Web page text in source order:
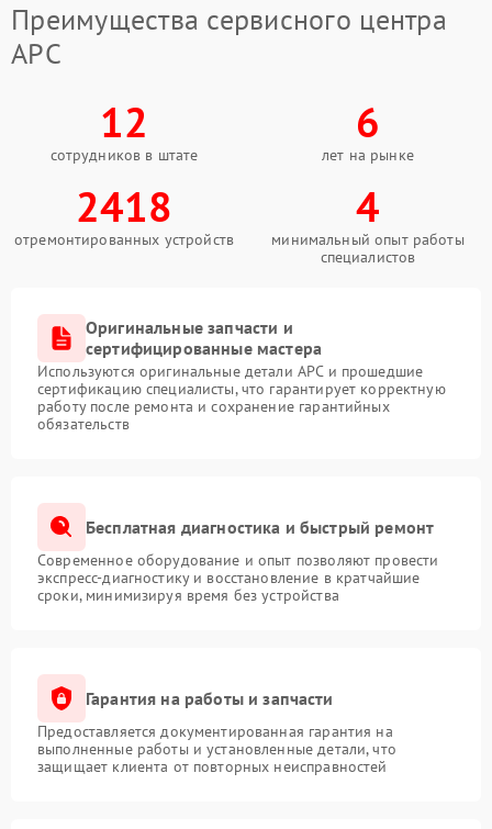
Преимущества сервисного центра
APC
12
сотрудников в штате
6
лет на рынке
2418
отремонтированных устройств
4
минимальный опыт работы
специалистов
Оригинальные запчасти и
сертифицированные мастера
Используются оригинальные детали APC и прошедшие
сертификацию специалисты, что гарантирует корректную
работу после ремонта и сохранение гарантийных
обязательств
Бесплатная диагностика и быстрый ремонт
Современное оборудование и опыт позволяют провести
экспресс-диагностику и восстановление в кратчайшие
сроки, минимизируя время без устройства
Гарантия на работы и запчасти
Предоставляется документированная гарантия на
выполненные работы и установленные детали, что
защищает клиента от повторных неисправностей